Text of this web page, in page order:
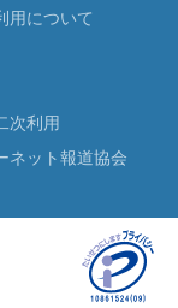
用について
次利用
ネット報道協会